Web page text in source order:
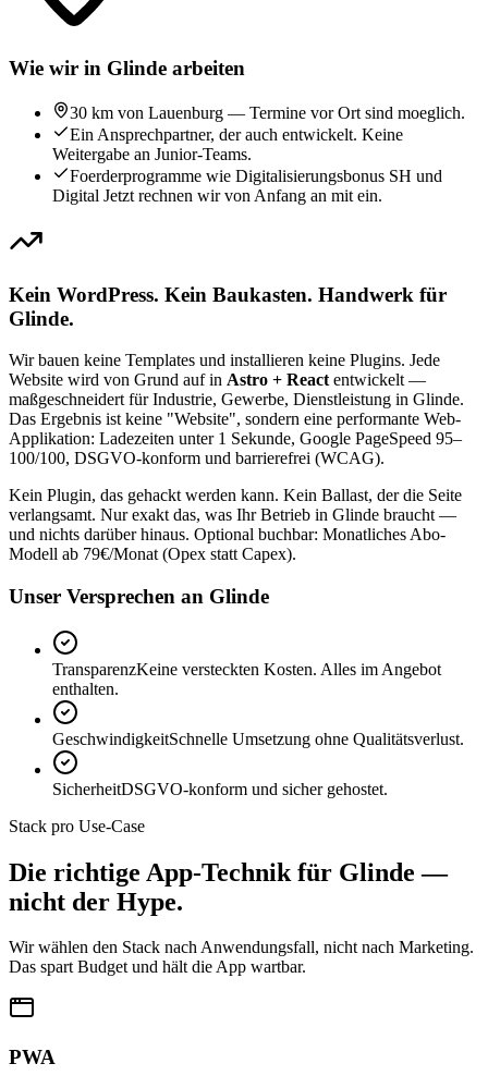
Wie wir in Glinde arbeiten
30 km von Lauenburg — Termine vor Ort sind moeglich.
Ein Ansprechpartner, der auch entwickelt. Keine
Weitergabe an Junior-Teams.
Foerderprogramme wie Digitalisierungsbonus SH und
Digital Jetzt rechnen wir von Anfang an mit ein.
Kein WordPress. Kein Baukasten. Handwerk für
Glinde.
Wir bauen keine Templates und installieren keine Plugins. Jede
Website wird von Grund auf in Astro + React entwickelt —
maßgeschneidert für Industrie, Gewerbe, Dienstleistung in Glinde.
Das Ergebnis ist keine "Website", sondern eine performante Web-
Applikation: Ladezeiten unter 1 Sekunde, Google PageSpeed 95–
100/100, DSGVO-konform und barrierefrei (WCAG).
Kein Plugin, das gehackt werden kann. Kein Ballast, der die Seite
verlangsamt. Nur exakt das, was Ihr Betrieb in Glinde braucht —
und nichts darüber hinaus. Optional buchbar: Monatliches Abo-
Modell ab 79€/Monat (Opex statt Capex).
Unser Versprechen an Glinde
TransparenzKeine versteckten Kosten. Alles im Angebot
enthalten.
GeschwindigkeitSchnelle Umsetzung ohne Qualitätsverlust.
SicherheitDSGVO-konform und sicher gehostet.
Stack pro Use-Case
Die richtige App-Technik für Glinde —
nicht der Hype.
Wir wählen den Stack nach Anwendungsfall, nicht nach Marketing.
Das spart Budget und hält die App wartbar.
PWA